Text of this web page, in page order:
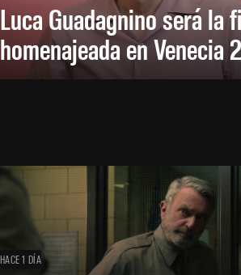
Luca Guadagnino será la
homenajeada en Venecia
HACE 1 DÍA